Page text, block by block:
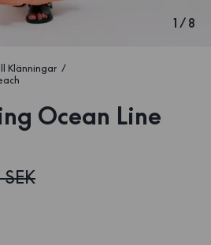
1 / 8
Klänningar
Ocean Line